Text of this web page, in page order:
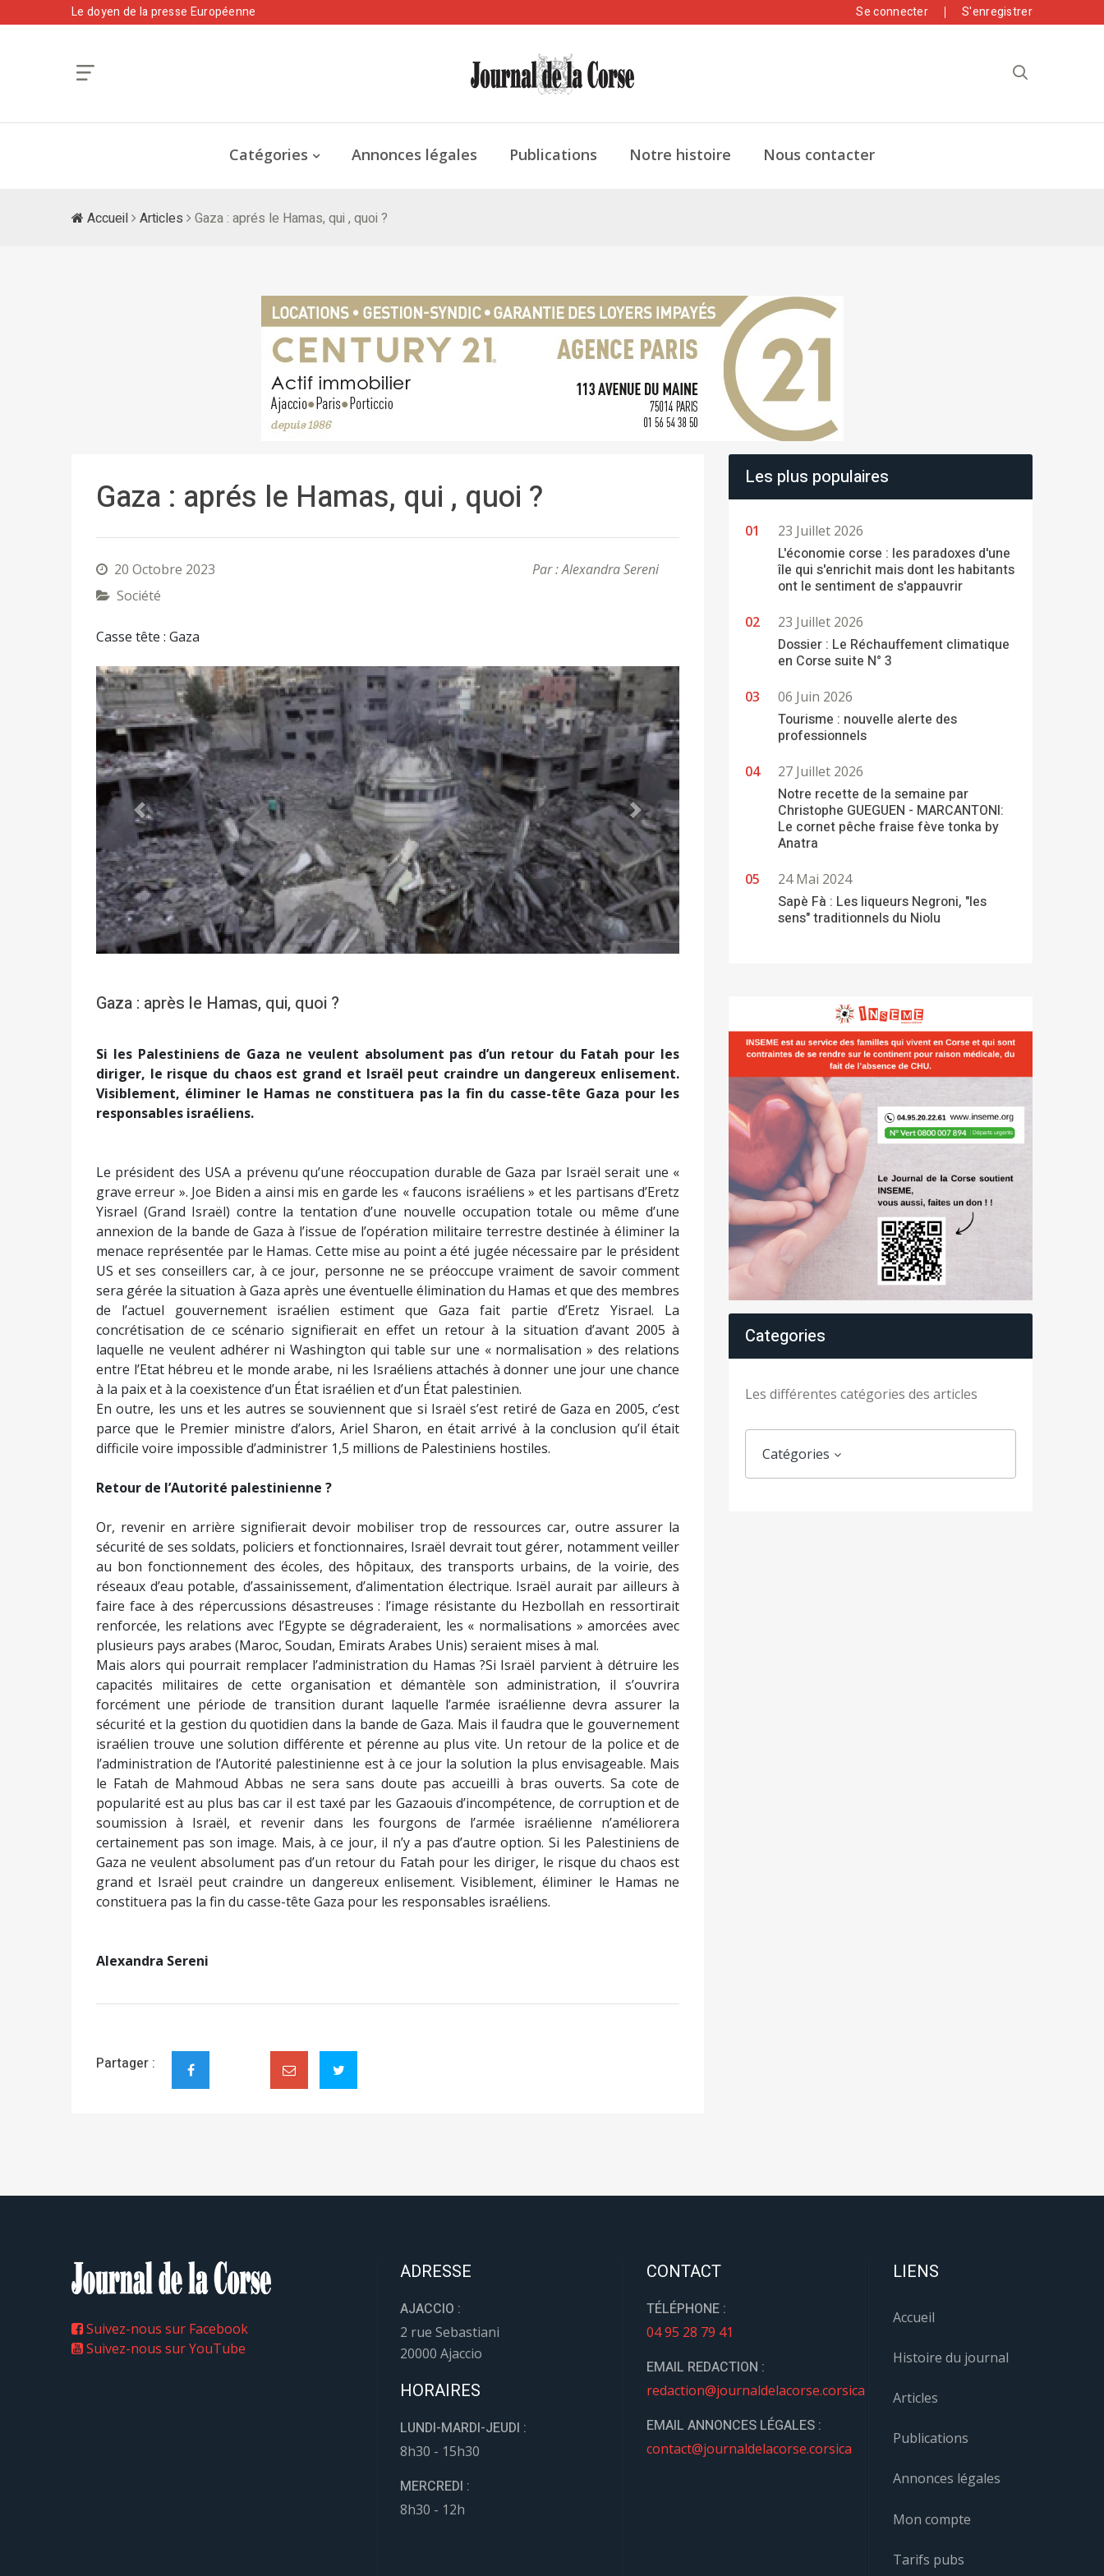
Le doyen de la presse Européenne Se connecter S'enregistrer
Catégories Annonces légales Publications Notre histoire Nous contacter
Accueil Articles Gaza : aprés le Hamas, qui , quoi ?
Gaza : aprés le Hamas, qui , quoi ?
20 Octobre 2023
Par : Alexandra Sereni
Société
Casse tête : Gaza
Précédent Suivant
Gaza : après le Hamas, qui, quoi ?
Si les Palestiniens de Gaza ne veulent absolument pas d’un retour du Fatah pour les
diriger, le risque du chaos est grand et Israël peut craindre un dangereux enlisement.
Visiblement, éliminer le Hamas ne constituera pas la fin du casse-tête Gaza pour les
responsables israéliens.
Le président des USA a prévenu qu’une réoccupation durable de Gaza par Israël serait une «
grave erreur ». Joe Biden a ainsi mis en garde les « faucons israéliens » et les partisans d’Eretz
Yisrael (Grand Israël) contre la tentation d’une nouvelle occupation totale ou même d’une
annexion de la bande de Gaza à l’issue de l’opération militaire terrestre destinée à éliminer la
menace représentée par le Hamas. Cette mise au point a été jugée nécessaire par le président
US et ses conseillers car, à ce jour, personne ne se préoccupe vraiment de savoir comment
sera gérée la situation à Gaza après une éventuelle élimination du Hamas et que des membres
de l’actuel gouvernement israélien estiment que Gaza fait partie d’Eretz Yisrael. La
concrétisation de ce scénario signifierait en effet un retour à la situation d’avant 2005 à
laquelle ne veulent adhérer ni Washington qui table sur une « normalisation » des relations
entre l’Etat hébreu et le monde arabe, ni les Israéliens attachés à donner une jour une chance
à la paix et à la coexistence d’un État israélien et d’un État palestinien.
En outre, les uns et les autres se souviennent que si Israël s’est retiré de Gaza en 2005, c’est
parce que le Premier ministre d’alors, Ariel Sharon, en était arrivé à la conclusion qu’il était
difficile voire impossible d’administrer 1,5 millions de Palestiniens hostiles.
Retour de l’Autorité palestinienne ?
Or, revenir en arrière signifierait devoir mobiliser trop de ressources car, outre assurer la
sécurité de ses soldats, policiers et fonctionnaires, Israël devrait tout gérer, notamment veiller
au bon fonctionnement des écoles, des hôpitaux, des transports urbains, de la voirie, des
réseaux d’eau potable, d’assainissement, d’alimentation électrique. Israël aurait par ailleurs à
faire face à des répercussions désastreuses : l’image résistante du Hezbollah en ressortirait
renforcée, les relations avec l’Egypte se dégraderaient, les « normalisations » amorcées avec
plusieurs pays arabes (Maroc, Soudan, Emirats Arabes Unis) seraient mises à mal.
Mais alors qui pourrait remplacer l’administration du Hamas ?Si Israël parvient à détruire les
capacités militaires de cette organisation et démantèle son administration, il s’ouvrira
forcément une période de transition durant laquelle l’armée israélienne devra assurer la
sécurité et la gestion du quotidien dans la bande de Gaza. Mais il faudra que le gouvernement
israélien trouve une solution différente et pérenne au plus vite. Un retour de la police et de
l’administration de l’Autorité palestinienne est à ce jour la solution la plus envisageable. Mais
le Fatah de Mahmoud Abbas ne sera sans doute pas accueilli à bras ouverts. Sa cote de
popularité est au plus bas car il est taxé par les Gazaouis d’incompétence, de corruption et de
soumission à Israël, et revenir dans les fourgons de l’armée israélienne n’améliorera
certainement pas son image. Mais, à ce jour, il n’y a pas d’autre option. Si les Palestiniens de
Gaza ne veulent absolument pas d’un retour du Fatah pour les diriger, le risque du chaos est
grand et Israël peut craindre un dangereux enlisement. Visiblement, éliminer le Hamas ne
constituera pas la fin du casse-tête Gaza pour les responsables israéliens.
Alexandra Sereni
Partager :
Les plus populaires
23 Juillet 2026
L'économie corse : les paradoxes d'une
île qui s'enrichit mais dont les habitants
ont le sentiment de s'appauvrir
23 Juillet 2026
Dossier : Le Réchauffement climatique
en Corse suite N° 3
06 Juin 2026
Tourisme : nouvelle alerte des
professionnels
27 Juillet 2026
Notre recette de la semaine par
Christophe GUEGUEN - MARCANTONI:
Le cornet pêche fraise fève tonka by
Anatra
24 Mai 2024
Sapè Fà : Les liqueurs Negroni, "les
sens" traditionnels du Niolu
Categories
Les différentes catégories des articles
Catégories
Suivez-nous sur Facebook
Suivez-nous sur YouTube
ADRESSE
AJACCIO :
2 rue Sebastiani
20000 Ajaccio
HORAIRES
LUNDI-MARDI-JEUDI :
8h30 - 15h30
MERCREDI :
8h30 - 12h
CONTACT
TÉLÉPHONE :
04 95 28 79 41
EMAIL REDACTION :
redaction@journaldelacorse.corsica
EMAIL ANNONCES LÉGALES :
contact@journaldelacorse.corsica
LIENS
Accueil
Histoire du journal
Articles
Publications
Annonces légales
Mon compte
Tarifs pubs